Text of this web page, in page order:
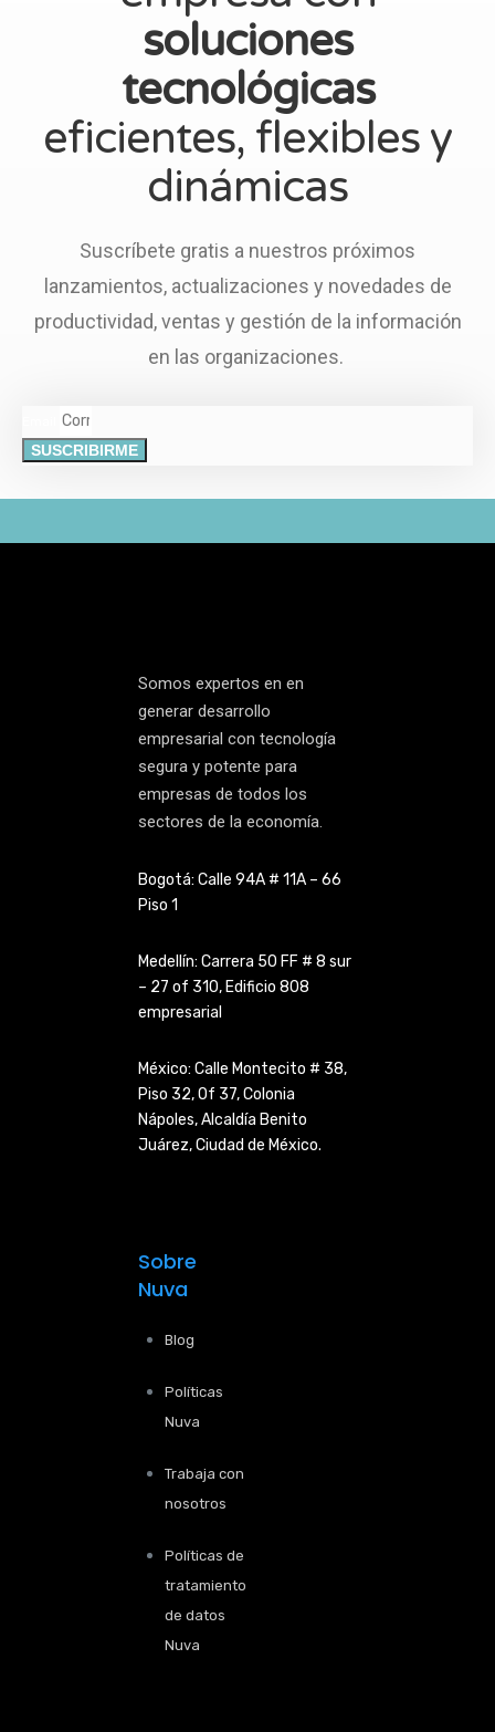
soluciones
tecnológicas
eficientes, flexibles y
dinámicas
Suscríbete gratis a nuestros próximos
lanzamientos, actualizaciones y novedades de
productividad, ventas y gestión de la información
en las organizaciones.
SUSCRIBIRME
Somos expertos en en
generar desarrollo
empresarial con tecnología
segura y potente para
empresas de todos los
sectores de la economía.
Bogotá: Calle 94A # 11A – 66
Piso 1
Medellín: Carrera 50 FF # 8 sur
– 27 of 310, Edificio 808
empresarial
México: Calle Montecito # 38,
Piso 32, Of 37, Colonia
Nápoles,Alcaldía Benito
Juárez, Ciudad de México.
Sobre
Nuva
Blog
Políticas
Nuva
Trabaja con
nosotros
Políticas de
tratamiento
de datos
Nuva